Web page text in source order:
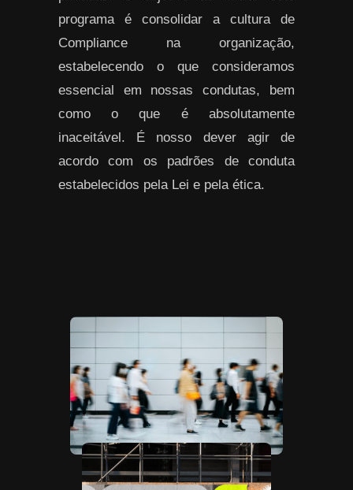
programa é consolidar a cultura de
Compliance na organização,
estabelecendo o que consideramos
essencial em nossas condutas, bem
como o que é absolutamente
inaceitável. É nosso dever agir de
acordo com os padrões de conduta
estabelecidos pela Lei e pela ética.